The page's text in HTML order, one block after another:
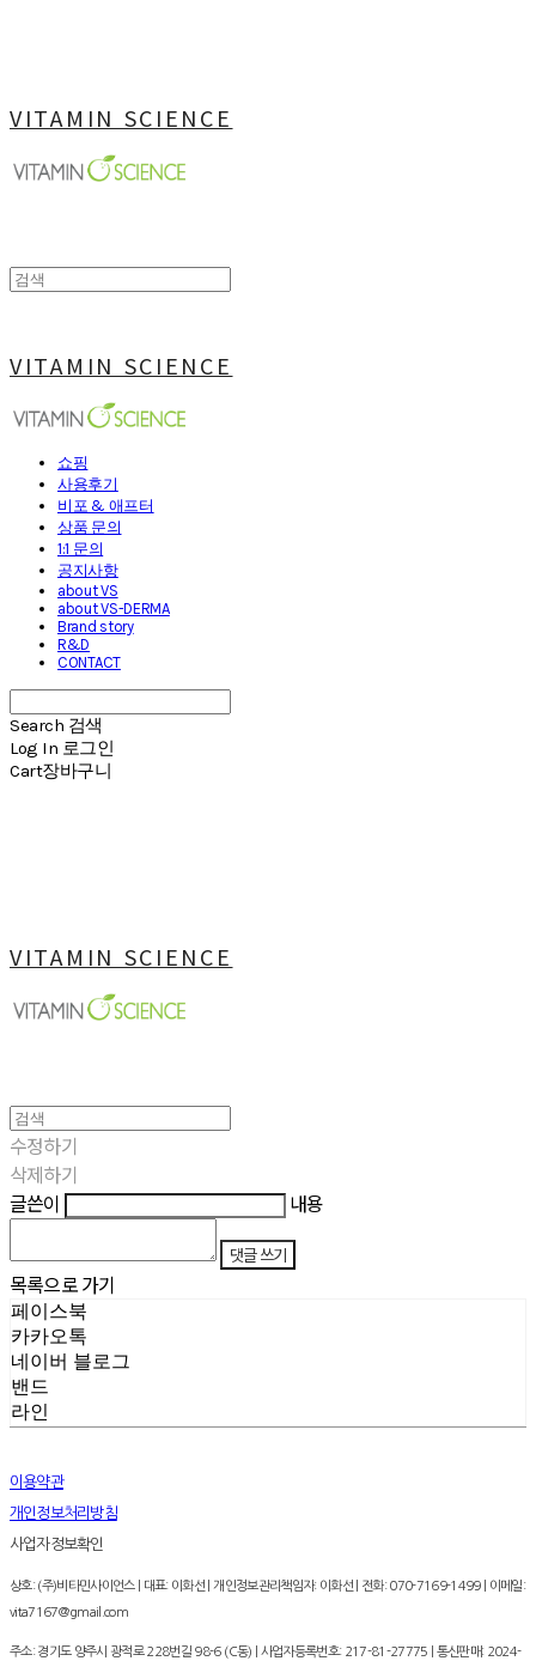
VITAMIN SCIENCE
VITAMIN SCIENCE
쇼핑
사용후기
비포 & 애프터
상품 문의
1:1 문의
공지사항
about VS
about VS-DERMA
Brand story
R&D
CONTACT
Search 검색
Log In 로그인
Cart장바구니
VITAMIN SCIENCE
수정하기
삭제하기
글쓴이
내용
댓글 쓰기
목록으로 가기
페이스북
카카오톡
네이버 블로그
밴드
라인
이용약관
개인정보처리방침
사업자정보확인
상호: (주)비타민사이언스 | 대표: 이화선 | 개인정보관리책임자: 이화선 | 전화: 070-7169-1499 | 이메일:
vita7167@gmail.com
주소: 경기도 양주시 광적로 228번길 98-6 (C동) | 사업자등록번호: 217-81-27775 | 통신판매: 2024-